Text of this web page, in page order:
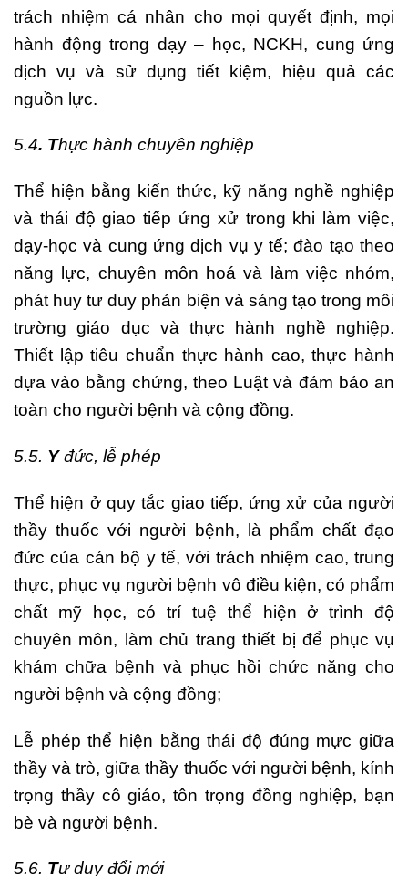
trách nhiệm cá nhân cho mọi quyết định, mọi
hành động trong dạy – học, NCKH, cung ứng
dịch vụ và sử dụng tiết kiệm, hiệu quả các
nguồn lực.
5.4. Thực hành chuyên nghiệp
Thể hiện bằng kiến thức, kỹ năng nghề nghiệp
và thái độ giao tiếp ứng xử trong khi làm việc,
dạy-học và cung ứng dịch vụ y tế; đào tạo theo
năng lực, chuyên môn hoá và làm việc nhóm,
phát huy tư duy phản biện và sáng tạo trong môi
trường giáo dục và thực hành nghề nghiệp.
Thiết lập tiêu chuẩn thực hành cao, thực hành
dựa vào bằng chứng, theo Luật và đảm bảo an
toàn cho người bệnh và cộng đồng.
5.5. Yđức, lễ phép
Thể hiện ở quy tắc giao tiếp, ứng xử của người
thầy thuốc với người bệnh, là phẩm chất đạo
đức của cán bộ y tế, với trách nhiệm cao, trung
thực, phục vụ người bệnh vô điều kiện, có phẩm
chất mỹ học, có trí tuệ thể hiện ở trình độ
chuyên môn, làm chủ trang thiết bị để phục vụ
khám chữa bệnh và phục hồi chức năng cho
người bệnh và cộng đồng;
Lễ phép thể hiện bằng thái độ đúng mực giữa
thầy và trò, giữa thầy thuốc với người bệnh, kính
trọng thầy cô giáo, tôn trọng đồng nghiệp, bạn
bè và người bệnh.
5.6. Tư duy đổi mới